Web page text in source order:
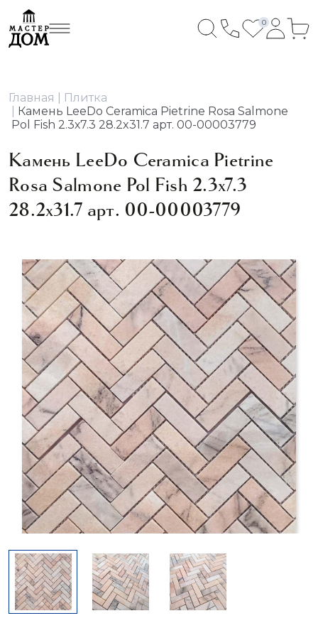
0
Главная
Плитка
Камень LeeDo Ceramica Pietrine Rosa Salmone
Pol Fish 2.3х7.3 28.2x31.7 арт. 00-00003779
Камень LeeDo Ceramica Pietrine
Rosa Salmone Pol Fish 2.3х7.3
28.2x31.7 арт. 00-00003779